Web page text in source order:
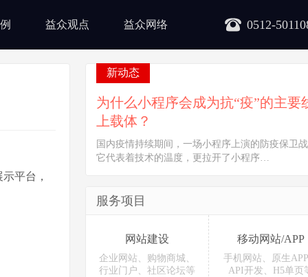
0512-
益众观点 益众网络
平台，
新动态
为什么小程序会成为抗“疫”的主要
上载体？
国内疫情持续期间，一场小程序上演的防疫保卫
它代表着技术的温度，更拉开了小程序…
服务项目
网站建设
企业网站、购物商城、
行业门户、社区论坛等
移动网站/APP
手机网站、原生
API开发、H5单页